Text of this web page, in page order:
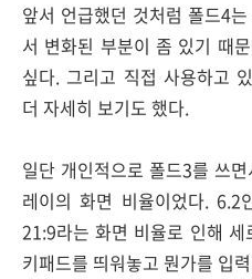
앞서 언급했던 것처럼 폴드4
서 변화된 부분이 좀 있기 때
싶다. 그리고 직접 사용하고
더 자세히 보기도 했다.
일단 개인적으로 폴드3를 쓰
레이의 화면 비율이었다. 6.2
21:9라는 화면 비율로 인해
키패드를 띄워놓고 뭔가를 입